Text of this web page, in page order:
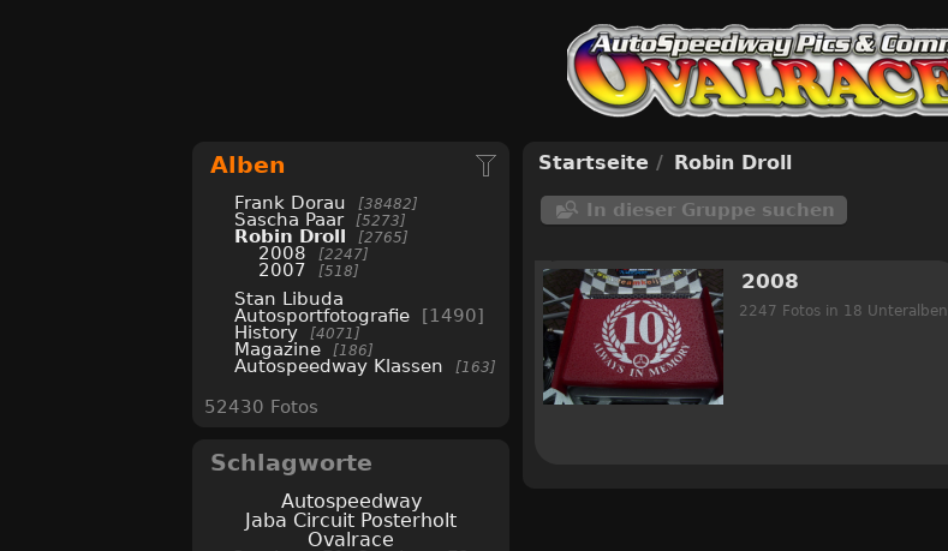
Alben
Frank Dorau 38482
Sascha Paar 5273
Robin Droll 2765
2008 2247
2007 518
Stan Libuda
Autosportfotografie
1490
History
4071
Magazine 186
Autospeedway Klassen 163
52430 Fotos
Schlagworte
Autospeedway
Jaba Circuit Posterholt
Ovalrace
Startseite / Robin Droll
In dieser Gruppe suchen
2008
2247 Fotos in 18 Unteralben